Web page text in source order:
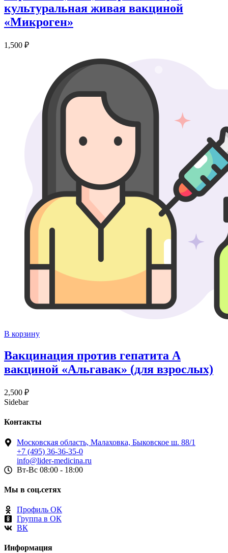
культуральная живая вакциной
«Микроген»
1,500 ₽
В корзину
Вакцинация против гепатита А
вакциной «Альгавак» (для взрослых)
2,500 ₽
Sidebar
Контакты
Московская область, Малаховка, Быковское ш. 88/1
+7 (495) 36-36-35-0
info@lider-medicina.ru
Вт-Вс 08:00 - 18:00
Мы в соц.сетях
Профиль ОК
Группа в ОК
ВК
Информация